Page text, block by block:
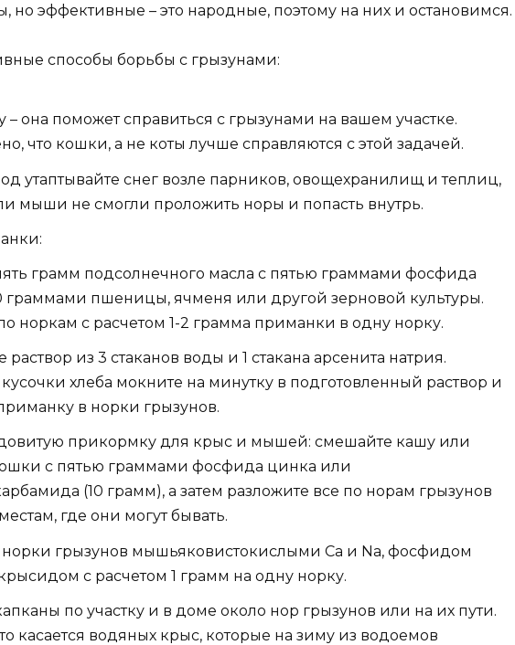
эффективные – это народные, поэтому на них и остановимся.
способы борьбы с грызунами:
– она поможет справиться с грызунами на вашем участке.
что кошки, а не коты лучше справляются с этой задачей.
утаптывайте снег возле парников, овощехранилищ и теплиц,
мыши не смогли проложить норы и попасть внутрь.
грамм подсолнечного масла с пятью граммами фосфида
граммами пшеницы, ячменя или другой зерновой культуры.
норкам с расчетом 1-2 грамма приманки в одну норку.
раствор из 3 стаканов воды и 1 стакана арсенита натрия.
хлеба мокните на минутку в подготовленный раствор и
в норки грызунов.
прикормку для крыс и мышей: смешайте кашу или
с пятью граммами фосфида цинка или
(10 грамм), а затем разложите все по норам грызунов
где они могут бывать.
грызунов мышьяковистокислыми Са и Na, фосфидом
с расчетом 1 грамм на одну норку.
по участку и в доме около нор грызунов или на их пути.
касается водяных крыс, которые на зиму из водоемов